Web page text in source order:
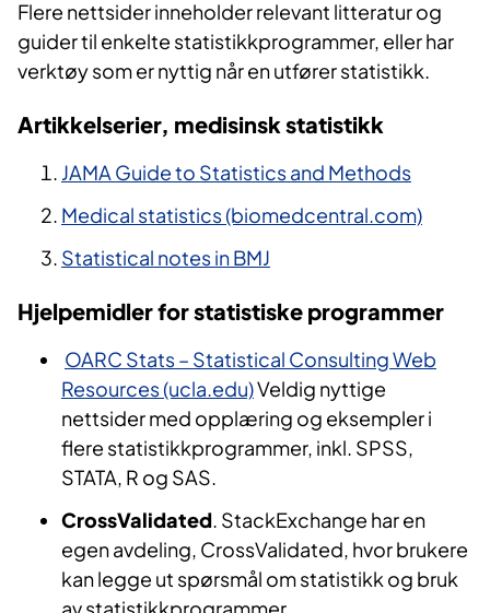
Flere nettsider ​inneholder relevant litteratur og
guider til enkelte statistikkprogrammer, eller har
verktøy som er nyttig når en utfører statistikk.
Artikkelserier, medisinsk statistikk
JAMA Guide to Statistics and Methods
Medical statistics (biomedcentral.com)
Statistical notes in BMJ
Hjelpemidler for statistiske programmer
OARC Stats – Statistical Consulting Web
Resources (ucla.edu)Veldig nyttige
nettsider med opplæring og eksempler i
flere statistikkprogrammer, inkl. SPSS,
STATA, R og SAS.
CrossValidated. ​StackExchange har en
egen avdeling, CrossValidated, hvor brukere
kan legge ut spørsmål om statistikk og bruk
av statistikkprogrammer.